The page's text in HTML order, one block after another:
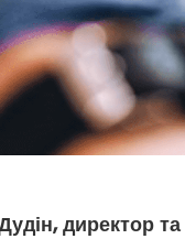
директор та